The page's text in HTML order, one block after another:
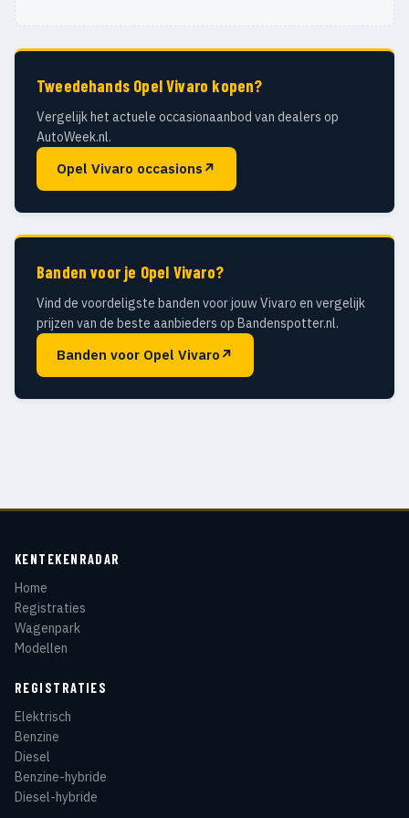
Tweedehands Opel Vivaro kopen?
Vergelijk het actuele occasionaanbod van dealers op
AutoWeek.nl.
Opel Vivaro occasions ↗
Banden voor je Opel Vivaro?
Vind de voordeligste banden voor jouw Vivaro en vergelijk
prijzen van de beste aanbieders op Bandenspotter.nl.
Banden voor Opel Vivaro ↗
KENTEKENRADAR
Home
Registraties
Wagenpark
Modellen
REGISTRATIES
Elektrisch
Benzine
Diesel
Benzine-hybride
Diesel-hybride